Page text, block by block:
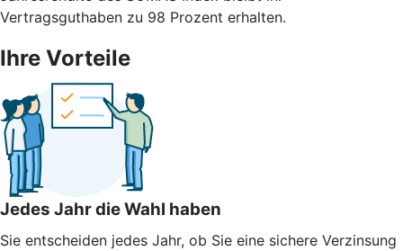
Vertragsguthaben zu 98 Prozent erhalten.
Ihre Vorteile
Jedes Jahr die Wahl haben
Sie entscheiden jedes Jahr, ob Sie eine sichere Verzinsung